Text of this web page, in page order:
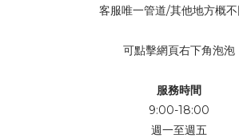
客服唯一管道/其他地方概
可點擊網頁右下角泡泡
服務時間
9:00-18:00
週一至週五